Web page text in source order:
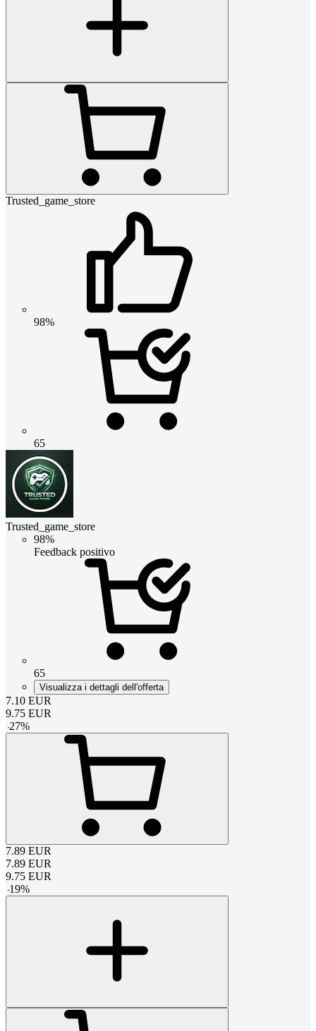
Trusted_game_store
98%
65
Trusted_game_store
98%
Feedback positivo
65
Visualizza i dettagli dell'offerta
7.10 EUR
9.75 EUR
-27%
7.89 EUR
7.89 EUR
9.75 EUR
-19%